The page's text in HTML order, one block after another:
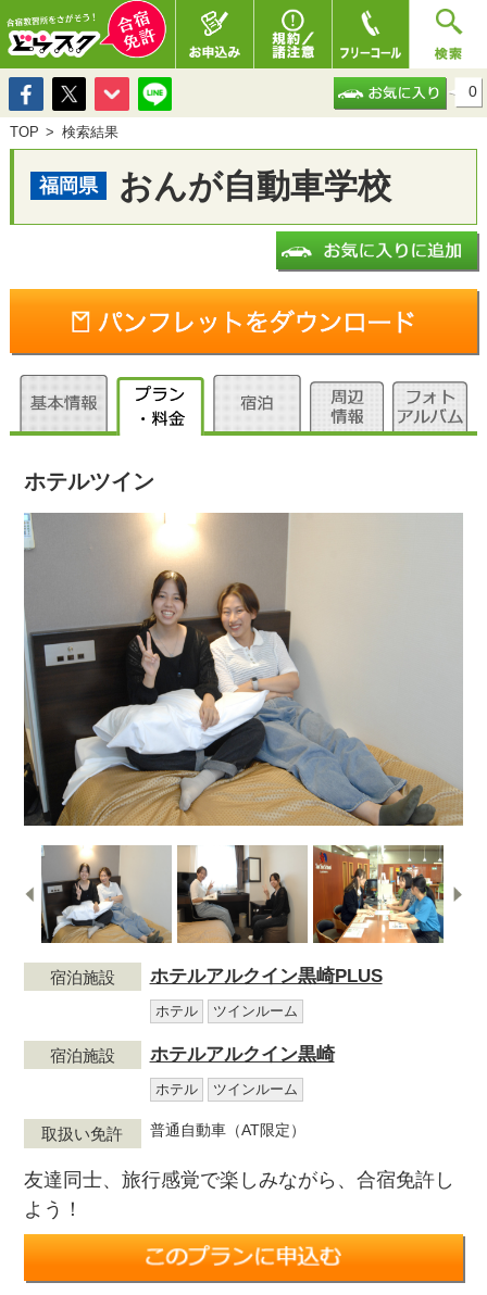
0
TOP 検索結果
福岡県 おんが自動車学校
ホテルツイン
宿泊施設 ホテルアルクイン黒崎PLUS
ホテル ツインルーム
宿泊施設 ホテルアルクイン黒崎
ホテル ツインルーム
取扱い免許 普通自動車（AT限定）
友達同士、旅行感覚で楽しみながら、合宿免許し
よう！